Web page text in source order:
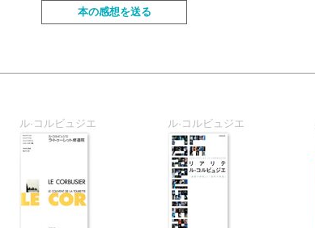
本の感想を送る
ル·コルビュジエ ル·コルビュジエ